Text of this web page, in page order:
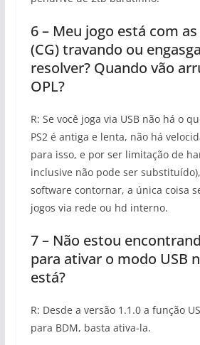
6 – Meu jogo está com
(CG) travando ou
resolver? Quando vão
OPL?
R: Se você joga via USB não há o
PS2 é antiga e lenta, não há
para isso, e por ser limitação de
inclusive não pode ser
software contornar, a única coisa
jogos via rede ou hd interno.
7 – Não estou
para ativar o modo USB
está?
R: Desde a versão 1.1.0 a função
para BDM, basta ativa-la.